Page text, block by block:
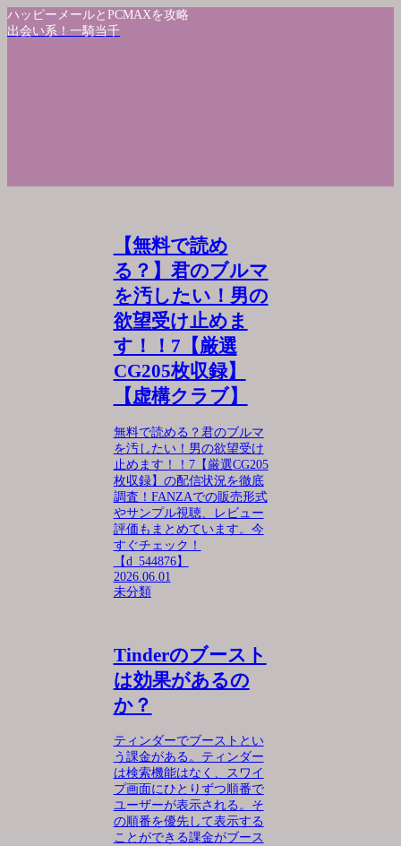
ハッピーメールとPCMAXを攻略
出会い系！一騎当千
【無料で読め
る？】君のブルマ
を汚したい！男の
欲望受け止めま
す！！7【厳選
CG205枚収録】
【虚構クラブ】
無料で読める？君のブルマ
を汚したい！男の欲望受け
止めます！！7【厳選CG205
枚収録】の配信状況を徹底
調査！FANZAでの販売形式
やサンプル視聴、レビュー
評価もまとめています。今
すぐチェック！
【d_544876】
2026.06.01
未分類
Tinderのブースト
は効果があるの
か？
ティンダーでブーストとい
う課金がある。ティンダー
は検索機能はなく、スワイ
プ画面にひとりずつ順番で
ユーザーが表示される。そ
の順番を優先して表示する
ことができる課金がブース